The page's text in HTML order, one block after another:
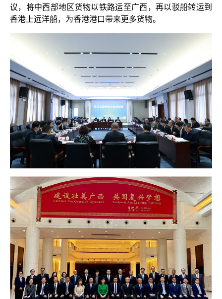
议，将中西部地区货物以铁路运至广西，再以驳船转运到
香港上远洋船，为香港港口带来更多货物。